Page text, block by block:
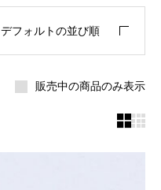
デフォルトの並び順
販売中の商品のみ表示
